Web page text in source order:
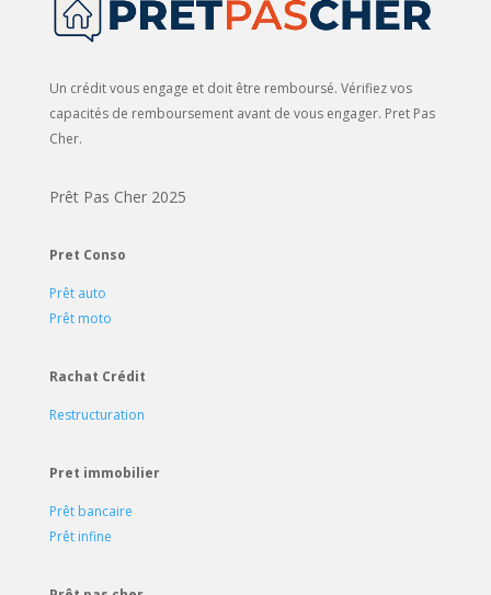
Un crédit vous engage et doit être remboursé. Vérifiez vos
capacités de remboursement avant de vous engager. Pret Pas
Cher.
Prêt Pas Cher 2025
Pret Conso
Prêt auto
Prêt moto
Rachat Crédit
Restructuration
Pret immobilier
Prêt bancaire
Prêt infine